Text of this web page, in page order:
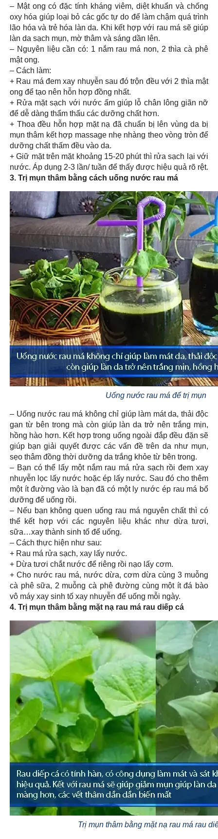
– Mật ong có đặc tính kháng viêm, diệt khuẩn và chống
oxy hóa giúp loại bỏ các gốc tự do để làm chậm quá trình
lão hóa và trẻ hóa làn da. Khi kết hợp với rau má sẽ giúp
làn da sạch mụn, mờ thâm và sáng dần lên.
– Nguyên liệu cần có: 1 nắm rau má non, 2 thìa cà phê
mật ong.
– Cách làm:
+ Rau má đem xay nhuyễn sau đó trộn đều với 2 thìa mật
ong để tạo nên hỗn hợp đồng nhất.
+ Rửa mặt sạch với nước ấm giúp lỗ chân lông giãn nỡ
để dễ dàng thẩm thấu các dưỡng chất hơn.
+ Thoa đều hỗn hợp mặt nạ đã chuẩn bị lên vùng da bị
mụn thâm kết hợp massage nhẹ nhàng theo vòng tròn để
dưỡng chất thấm đều vào da.
+ Giữ mặt trên mặt khoảng 15-20 phút thì rửa sạch lại với
nước. Áp dụng 2-3 lần/ tuần để thấy được hiệu quả rõ rệt.
3. Trị mụn thâm bằng cách uống nước rau má
Uống nước rau má để trị mụn
– Uống nước rau má không chỉ giúp làm mát da, thải độc
gan từ bên trong mà còn giúp làn da trở nên trắng mịn,
hồng hào hơn. Kết hợp trong uống ngoài đắp đều đặn sẽ
giúp bạn giải quyết được các vấn đề trên da như mụn,
sẹo thâm đồng thời dưỡng da trắng khỏe từ bên trong.
– Bạn có thể lấy một nắm rau má rửa sạch rồi đem xay
nhuyễn lọc lấy nước hoặc ép lấy nước. Sau đó cho thêm
một ít đường vào là bạn đã có một ly nước ép rau má bổ
dưỡng để uống rồi.
– Nếu bạn không quen uống rau má nguyên chất thì có
thể kết hợp với các nguyên liệu khác như dừa tươi,
sữa…xay thành sinh tố để uống.
– Cách thực hiện như sau:
+ Rau má rửa sạch, xay lấy nước.
+ Dừa tươi chắt nước để riêng rồi nạo lấy cơm.
+ Cho nước rau má, nước dừa, cơm dừa cùng 3 muỗng
cà phê sữa, 2 muỗng cà phê đường cùng một ít đá bào
vô máy xay sinh tố xay nhuyễn để uống mỗi ngày.
4. Trị mụn thâm bằng mặt nạ rau má rau diếp cá
Trị mụn thâm bằng mặt nạ rau má rau